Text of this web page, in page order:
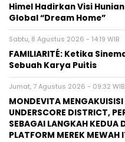
Himel Hadirkan Visi
Global “Dream Home”
Sabtu, 8 Agustus 2026 - 14:19 WIB
FAMILIARITÉ: Ketika
Sebuah Karya Puitis
Jumat, 7 Agustus 2026 - 09:32 WIB
MONDEVITA
UNDERSCORE DISTRICT,
SEBAGAI LANGKAH KEDUA
PLATFORM MEREK MEWAH